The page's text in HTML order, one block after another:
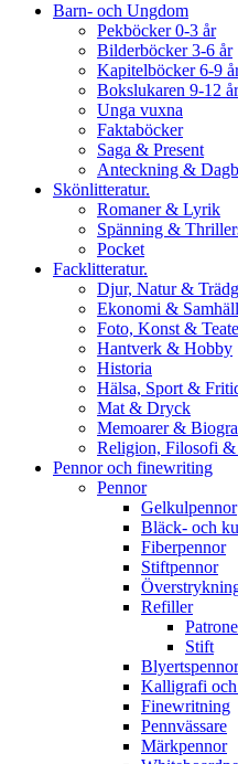
Barn- och Ungdom
Pekböcker 0-3 år
Bilderböcker 3-6 år
Kapitelböcker 6-9
Bokslukaren 9-12 år
Unga vuxna
Faktaböcker
Saga & Present
Anteckning &
Skönlitteratur.
Romaner & Lyrik
Spänning &
Pocket
Facklitteratur.
Djur, Natur &
Ekonomi &
Foto, Konst &
Hantverk & Hobby
Historia
Hälsa, Sport &
Mat & Dryck
Memoarer &
Religion, Filosofi &
Pennor och finewriting
Pennor
Gelkulpennor
Bläck- och
Fiberpennor
Stiftpennor
Refiller
Stift
Blyertspennor
Kalligrafi och
Finewritning
Pennvässare
Märkpennor